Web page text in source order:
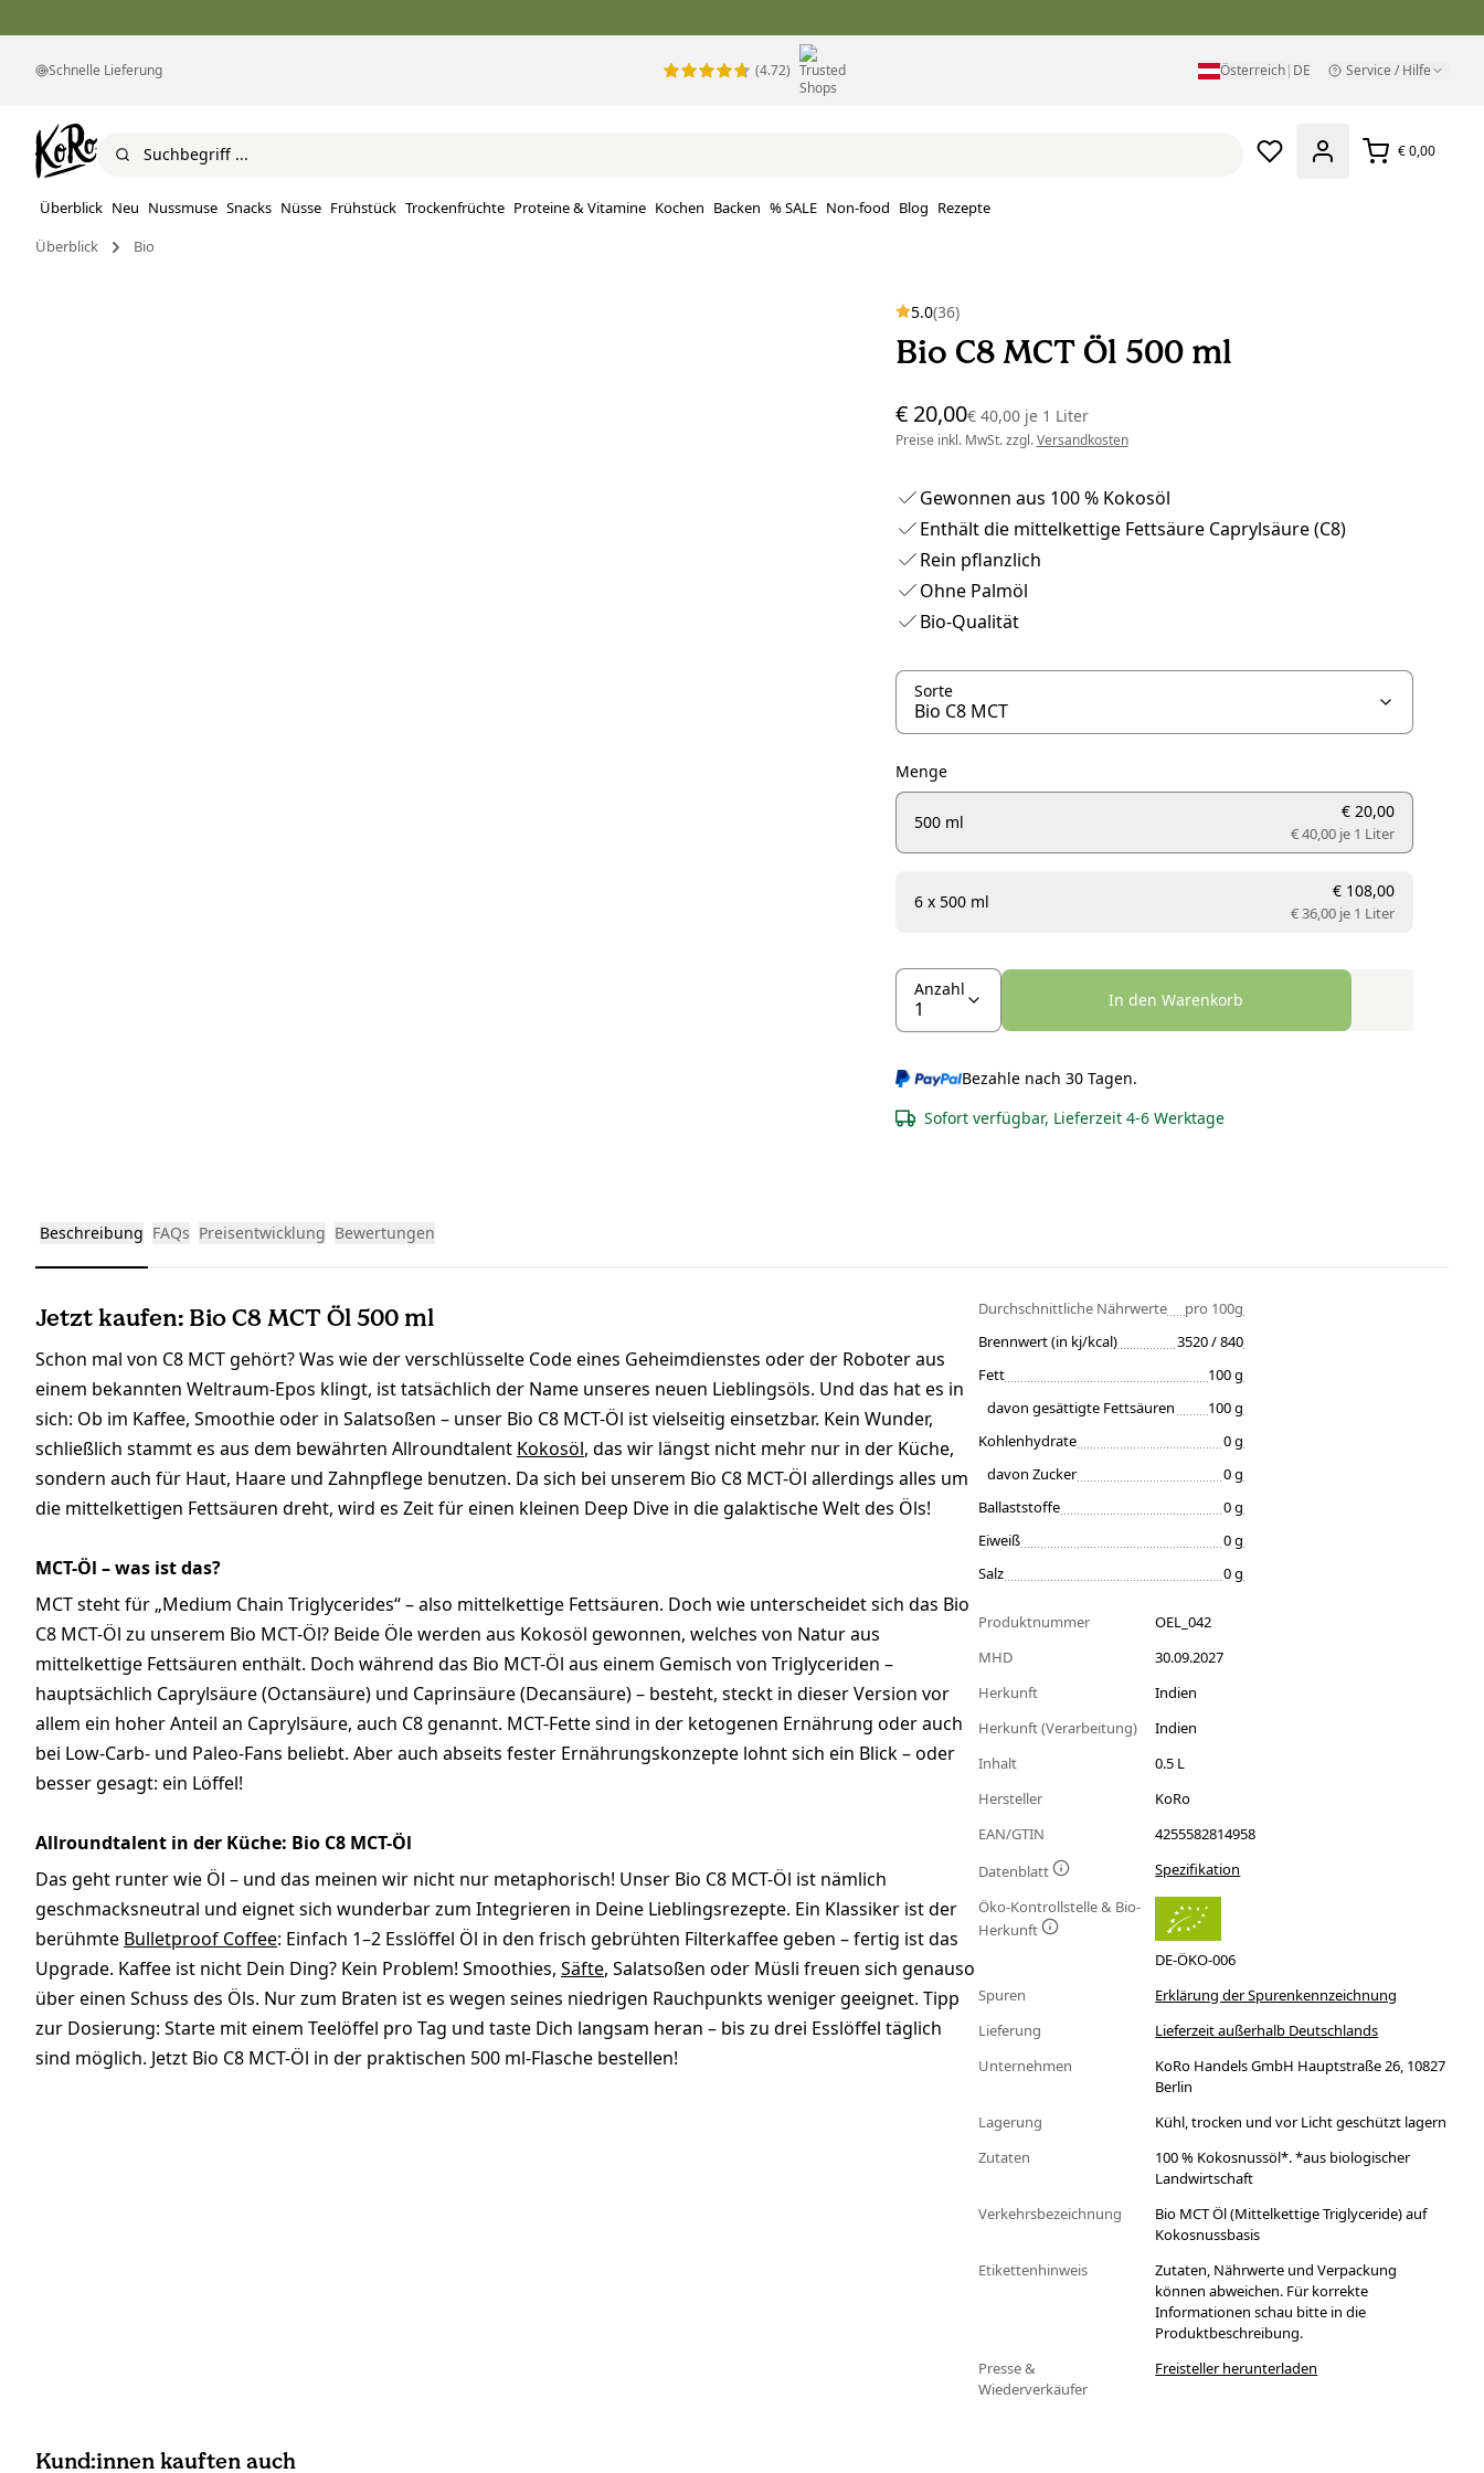
Schnelle Lieferung (4.72) Österreich| DE Service / Hilfe
€ 0,00
Überblick Neu Nussmuse Snacks Nüsse Frühstück Trockenfrüchte Proteine ​​& Vitamine Kochen Backen % SALE Non-food Blog Rezepte
Überblick
Bio
5.0(36)
Bio C8 MCT Öl 500 ml
€ 20,00€ 40,00 je1 Liter
Preise inkl. MwSt. zzgl.Versandkosten
Gewonnen aus 100 % Kokosöl
Enthält die mittelkettige Fettsäure Caprylsäure (C8)
Rein pflanzlich
Ohne Palmöl
Bio-Qualität
Sorte
Menge
500 ml
€ 20,00
€ 40,00 je1 Liter
6 x 500 ml
€ 108,00
€ 36,00 je1 Liter
Anzahl
In den Warenkorb
Bezahle nach 30 Tagen.
Sofort verfügbar, Lieferzeit 4-6 Werktage
Beschreibung FAQs Preisentwicklung Bewertungen
Jetzt kaufen: Bio C8 MCT Öl 500 ml
Schon mal von C8 MCT gehört? Was wie der verschlüsselte Code eines Geheimdienstes oder der Roboter aus
einem bekannten Weltraum-Epos klingt, ist tatsächlich der Name unseres neuen Lieblingsöls. Und das hat es in
sich: Ob im Kaffee, Smoothie oder in Salatsoßen – unser Bio C8 MCT-Öl ist vielseitig einsetzbar. Kein Wunder,
schließlich stammt es aus dem bewährten Allroundtalent Kokosöl, das wir längst nicht mehr nur in der Küche,
sondern auch für Haut, Haare und Zahnpflege benutzen. Da sich bei unserem Bio C8 MCT-Öl allerdings alles um
die mittelkettigen Fettsäuren dreht, wird es Zeit für einen kleinen Deep Dive in die galaktische Welt des Öls!
MCT-Öl – was ist das?
MCT steht für „Medium Chain Triglycerides“ – also mittelkettige Fettsäuren. Doch wie unterscheidet sich das Bio
C8 MCT-Öl zu unserem Bio MCT-Öl? Beide Öle werden aus Kokosöl gewonnen, welches von Natur aus
mittelkettige Fettsäuren enthält. Doch während das Bio MCT-Öl aus einem Gemisch von Triglyceriden –
hauptsächlich Caprylsäure (Octansäure) und Caprinsäure (Decansäure) – besteht, steckt in dieser Version vor
allem ein hoher Anteil an Caprylsäure, auch C8 genannt. MCT-Fette sind in der ketogenen Ernährung oder auch
bei Low-Carb- und Paleo-Fans beliebt. Aber auch abseits fester Ernährungskonzepte lohnt sich ein Blick – oder
besser gesagt: ein Löffel!
Allroundtalent in der Küche: Bio C8 MCT-Öl
Das geht runter wie Öl – und das meinen wir nicht nur metaphorisch! Unser Bio C8 MCT-Öl ist nämlich
geschmacksneutral und eignet sich wunderbar zum Integrieren in Deine Lieblingsrezepte. Ein Klassiker ist der
berühmte Bulletproof Coffee: Einfach 1–2 Esslöffel Öl in den frisch gebrühten Filterkaffee geben – fertig ist das
Upgrade. Kaffee ist nicht Dein Ding? Kein Problem! Smoothies, Säfte, Salatsoßen oder Müsli freuen sich genauso
über einen Schuss des Öls. Nur zum Braten ist es wegen seines niedrigen Rauchpunkts weniger geeignet. Tipp
zur Dosierung: Starte mit einem Teelöffel pro Tag und taste Dich langsam heran – bis zu drei Esslöffel täglich
sind möglich. Jetzt Bio C8 MCT-Öl in der praktischen 500 ml-Flasche bestellen!
Durchschnittliche Nährwerte
pro 100g
Brennwert (in kj/kcal)
3520 / 840
Fett
100 g
davon gesättigte Fettsäuren
100 g
Kohlenhydrate
0 g
davon Zucker
0 g
Ballaststoffe
0 g
Eiweiß
0 g
Salz
0 g
Produktnummer
OEL_042
MHD
30.09.2027
Herkunft
Indien
Herkunft (Verarbeitung)
Indien
Inhalt
0.5 L
Hersteller
KoRo
EAN/GTIN
4255582814958
Datenblatt
Spezifikation
Öko-Kontrollstelle & Bio-
Herkunft
DE-ÖKO-006
Spuren
Erklärung der Spurenkennzeichnung
Lieferung
Lieferzeit außerhalb Deutschlands
Unternehmen
KoRo Handels GmbH Hauptstraße 26, 10827
Berlin
Lagerung
Kühl, trocken und vor Licht geschützt lagern
Zutaten
100 % Kokosnussöl*. *aus biologischer
Landwirtschaft
Verkehrsbezeichnung
Bio MCT Öl (Mittelkettige Triglyceride) auf
Kokosnussbasis
Etikettenhinweis
Zutaten, Nährwerte und Verpackung
können abweichen. Für korrekte
Informationen schau bitte in die
Produktbeschreibung.
Presse &
Wiederverkäufer
Freisteller herunterladen
Kund:innen kauften auch